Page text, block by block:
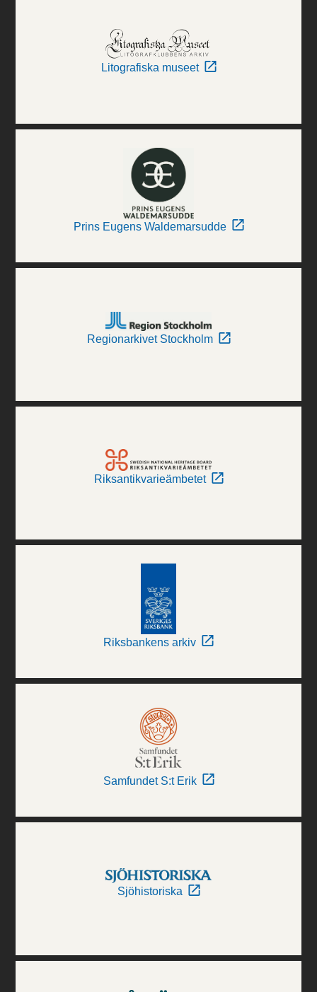
Litografiska museet
Prins Eugens Waldemarsudde
Regionarkivet Stockholm
Riksantikvarieämbetet
Riksbankens arkiv
Samfundet S:t Erik
Sjöhistoriska